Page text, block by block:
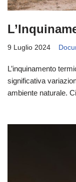
9 Luglio 2024
L’inquinamento
significativa
ambiente naturale.